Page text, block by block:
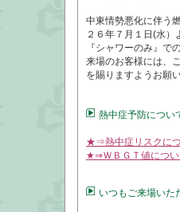
中東情勢悪化に伴う
２６年７月１日(水）
『シャワーのみ』で
来場のお客様には、
を賜りますようお願
熱中症予防につい
★⇒熱中症リスクに
★⇒ＷＢＧＴ値につい
いつもご来場いた